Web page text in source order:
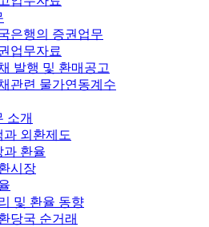
은행의 증권업무
업무자료
발행 및 환매공고
관련 물가연동계수
소개
과 외환제도
과 환율
시장
및 환율 동향
당국 순거래